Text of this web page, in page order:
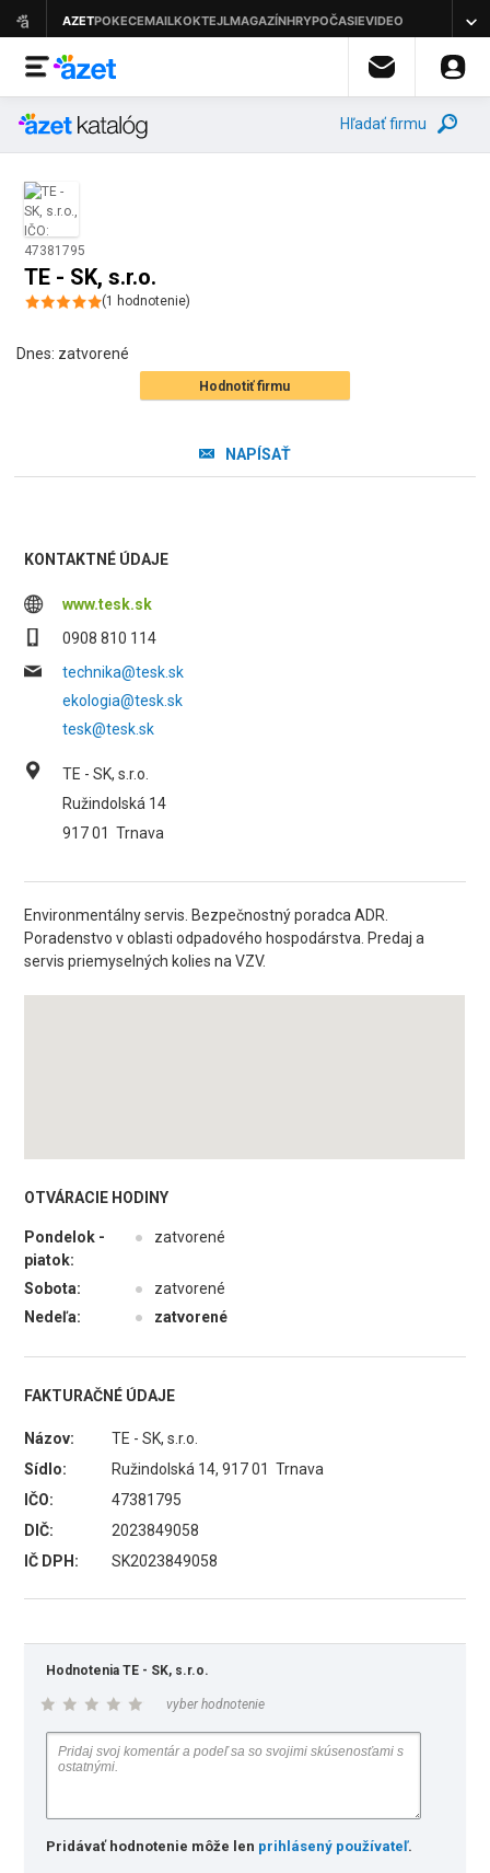
Hľadať firmu
TE - SK, s.r.o.
(1 hodnotenie)
Dnes: zatvorené
Hodnotiť firmu
NAPÍSAŤ
KONTAKTNÉ ÚDAJE
www.tesk.sk
0908 810 114
technika@tesk.sk
ekologia@tesk.sk
tesk@tesk.sk
TE - SK, s.r.o.
Ružindolská 14
917 01 Trnava
Environmentálny servis. Bezpečnostný poradca ADR.
Poradenstvo v oblasti odpadového hospodárstva. Predaj a
servis priemyselných kolies na VZV.
OTVÁRACIE HODINY
Pondelok -
piatok:
● zatvorené
Sobota: ●
zatvorené
Nedeľa:
● zatvorené
FAKTURAČNÉ ÚDAJE
Názov:
TE - SK, s.r.o.
Sídlo:
Ružindolská 14, 917 01 Trnava
IČO:
47381795
DIČ:
2023849058
IČ DPH:
SK2023849058
Hodnotenia TE - SK, s.r.o.
vyber hodnotenie
Pridávať hodnotenie môže len prihlásený používateľ.